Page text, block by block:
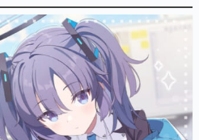
と箸』等で知られるマンガ家・田中圭
ム業界レポートマンガです。
面白い？
氏がゲームの魅力を画面や操作の
明かしていく、硬派で骨太な評論連載
日本語
「ラスボス」… ゲームにまつわる言葉